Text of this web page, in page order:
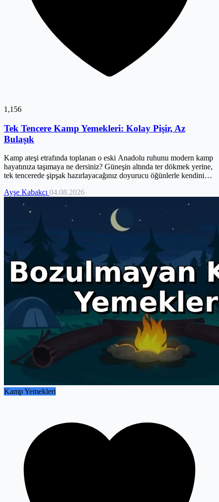
1,156
Tek Tencere Kamp Yemekleri: Kolay Pişir, Az
Bulaşık
Kamp ateşi etrafında toplanan o eski Anadolu ruhunu modern kamp
hayatınıza taşımaya ne dersiniz? Güneşin altında ter dökmek yerine,
tek tencerede şipşak hazırlayacağınız doyurucu öğünlerle kendinizi
izlemeye ve rüzgarın fısıltılarını dinlemeye daha çok zaman ayırın.
Bu rehberde size sadece tarifler değil, kamp mutfağında tek kapla
nasıl uzmanlaşacağınızı, pratik ipuçlarını ve anneanne tüyolarını da
sunuyoruz. Minimum eşyayla maksimum keyfe ulaşmak için doğru
Ayşe Kabakçı 04.08.2026
Kamp Yemekleri